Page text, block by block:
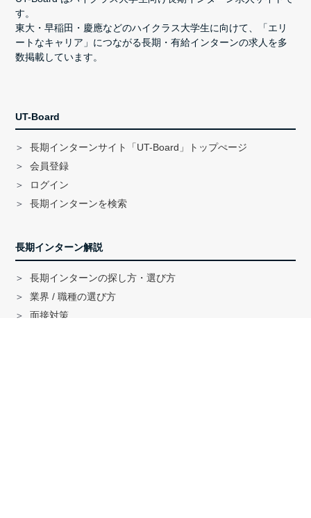
す。
東大・早稲田・慶應などのハイクラス大学生に向けて、「エリ
ートなキャリア」につながる長期・有給インターンの求人を多
数掲載しています。
UT-Board
長期インターンサイト「UT-Board」トップぺージ
会員登録
ログイン
長期インターンを検索
長期インターン解説
長期インターンの探し方・選び方
業界 / 職種の選び方
面接対策